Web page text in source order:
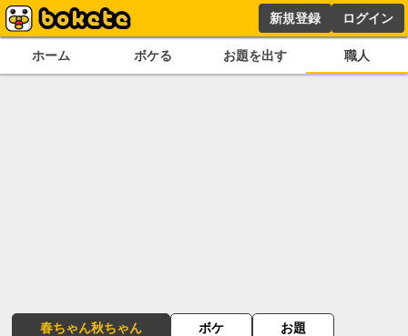
新規登録 ログイン
ホーム ボケる お題を出す 職人
春ちゃん秋ちゃん ボケ お題